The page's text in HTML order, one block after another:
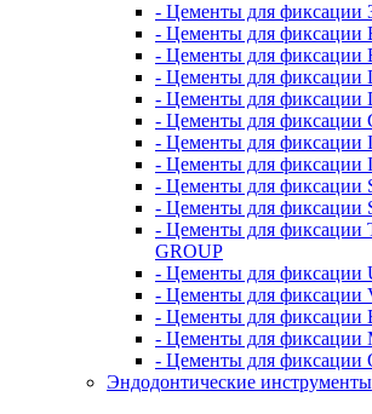
- Цементы для фиксации
- Цементы для фиксации
- Цементы для фиксации
- Цементы для фиксации
- Цементы для фиксации
- Цементы для фиксации
- Цементы для фиксации
- Цементы для фиксации
- Цементы для фиксации
- Цементы для фиксации
- Цементы для
GROUP
- Цементы для
- Цементы для фиксации
- Цементы для фиксации
- Цементы для фиксации
- Цементы для фиксации
Эндодонтические инструменты